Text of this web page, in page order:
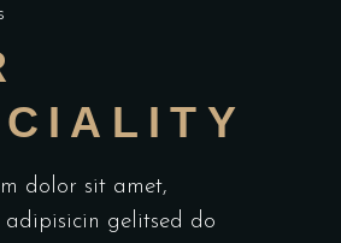
dolor sit amet,
adipisicin gelitsed do